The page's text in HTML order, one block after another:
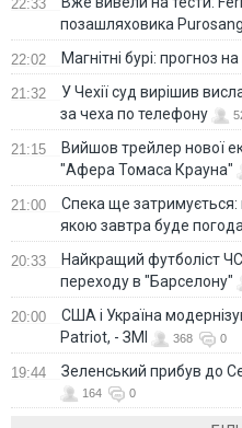
22:33
позашляховика
22:02 Магнітні бурі: прогноз на
21:32
У Чехії суд вирішив
за чеха по телефону
21:15
Вийшов трейлер нової
"Афера Томаса Крауна"
21:00
Спека ще затримується:
якою завтра буде погода
20:33
Найкращий футболіст
переходу в "Барселону"
20:00
США і Україна
Patriot, - ЗМІ
368 0
19:44 Зеленський прибув до
164 0